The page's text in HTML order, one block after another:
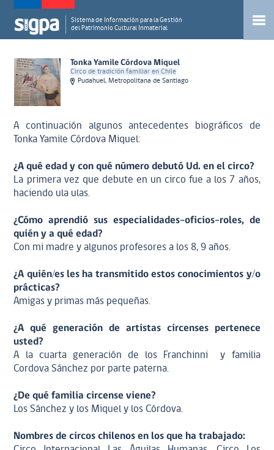
Sistema de Información para la Gestión
del Patrimonio Cultural Inmaterial
Tonka Yamile Córdova Miquel
Circo de tradición familiar en Chile
Pudahuel, Metropolitana de Santiago
A continuación algunos antecedentes biográficos de
Tonka Yamile Córdova Miquel:
¿A qué edad y con qué número debutó Ud. en el circo?
La primera vez que debute en un circo fue a los 7 años,
haciendo ula ulas.
¿Cómo aprendió sus especialidades-oficios-roles, de
quién y a qué edad?
Con mi madre y algunos profesores a los 8, 9 años.
¿A quién/es les ha transmitido estos conocimientos y/o
prácticas?
Amigas y primas más pequeñas.
¿A qué generación de artistas circenses pertenece
usted?
A la cuarta generación de los Franchinni y familia
Cordova Sánchez por parte paterna.
¿De qué familia circense viene?
Los Sánchez y los Miquel y los Córdova.
Nombres de circos chilenos en los que ha trabajado: